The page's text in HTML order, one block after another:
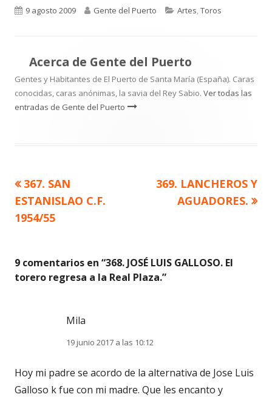
Publicado
9 agosto 2009 Autor
Gente del Puerto Categorías
Artes,Toros
Acerca de Gente del Puerto
Gentes y Habitantes de El Puerto de Santa María (España). Caras
conocidas, caras anónimas, la savia del Rey Sabio. Ver todas las
entradas de Gente del Puerto
Navegación
de
Artículo
anterior
367. SAN
ESTANISLAO C.F.
1954/55
Artículo
siguiente
369. LANCHEROS Y
AGUADORES.
9 comentarios en “368. JOSÉ LUIS GALLOSO. El
torero regresa a la Real Plaza.”
Mila
19 junio 2017 a las 10:12
Hoy mi padre se acordo de la alternativa de Jose Luis
Galloso k fue con mi madre. Que les encanto y